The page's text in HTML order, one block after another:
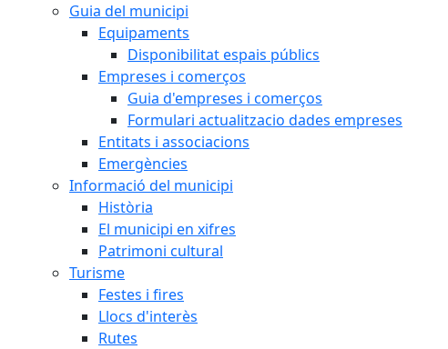
Guia del municipi
Equipaments
Disponibilitat espais públics
Empreses i comerços
Guia d'empreses i comerços
Formulari actualitzacio dades empreses
Entitats i associacions
Emergències
Informació del municipi
Història
El municipi en xifres
Patrimoni cultural
Turisme
Festes i fires
Llocs d'interès
Rutes